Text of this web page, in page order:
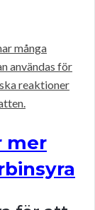
många
användas för
reaktioner
mer